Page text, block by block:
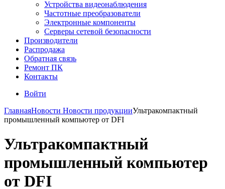
Устройства видеонаблюдения
Частотные преобразователи
Электронные компоненты
Серверы сетевой безопасности
Производители
Распродажа
Обратная связь
Ремонт ПК
Контакты
Войти
ГлавнаяНовости Новости продукцииУльтракомпактный
промышленный компьютер от DFI
Ультракомпактный
промышленный компьютер
от DFI